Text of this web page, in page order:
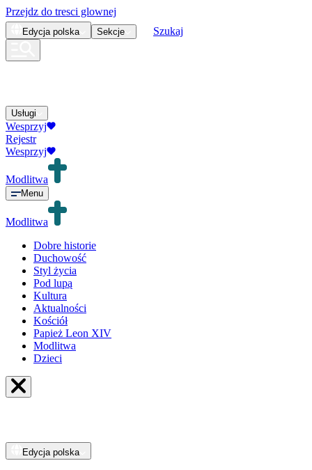
Przejdz do tresci glownej
Edycja polska Sekcje Szukaj
Usługi
Wesprzyj
Rejestr
Wesprzyj
Modlitwa
Menu
Modlitwa
Dobre historie
Duchowość
Styl życia
Pod lupą
Kultura
Aktualności
Kościół
Papież Leon XIV
Modlitwa
Dzieci
Edycja polska